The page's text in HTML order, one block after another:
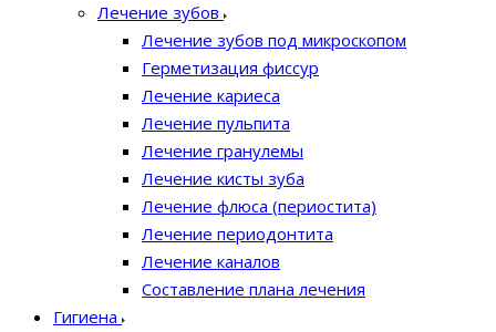
Лечение зубов
Лечение зубов под микроскопом
Герметизация фиссур
Лечение кариеса
Лечение пульпита
Лечение гранулемы
Лечение кисты зуба
Лечение флюса (периостита)
Лечение периодонтита
Лечение каналов
Составление плана лечения
Гигиена